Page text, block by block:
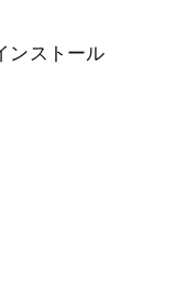
ンストール